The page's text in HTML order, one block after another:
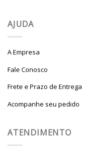
AJUDA
A Empresa
Fale Conosco
Frete e Prazo de Entrega
Acompanhe seu pedido
ATENDIMENTO